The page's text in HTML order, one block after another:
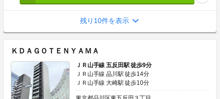
残り10件を表示
ＫＤＡＧＯＴＥＮＹＡＭＡ
ＪＲ山手線 五反田駅 徒歩9分
ＪＲ山手線 品川駅 徒歩14分
ＪＲ山手線 大崎駅 徒歩10分